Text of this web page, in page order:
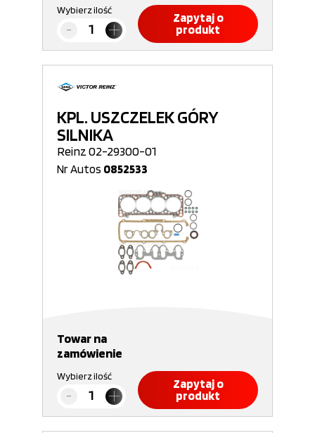
Wybierz ilość
Zapytaj o
produkt
KPL. USZCZELEK GÓRY
SILNIKA
Reinz 02-29300-01
Nr Autos 0852533
Towar na
zamówienie
Wybierz ilość
Zapytaj o
produkt